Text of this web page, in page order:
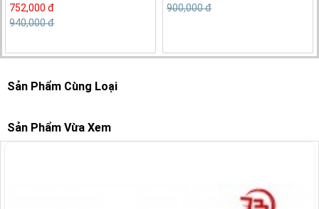
752,000 đ
940,000 đ
900,000 đ
Sản Phẩm Cùng Loại
Sản Phẩm Vừa Xem